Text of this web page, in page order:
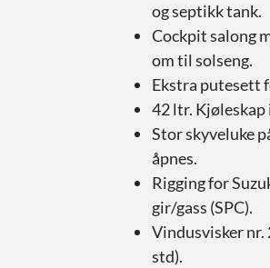
og septikk tank.
Cockpit salong
om til solseng.
Ekstra putesett
42 ltr. Kjøleskap
Stor skyveluke
åpnes.
Rigging for
gir/gass (SPC).
Vindusvisker nr.
std).